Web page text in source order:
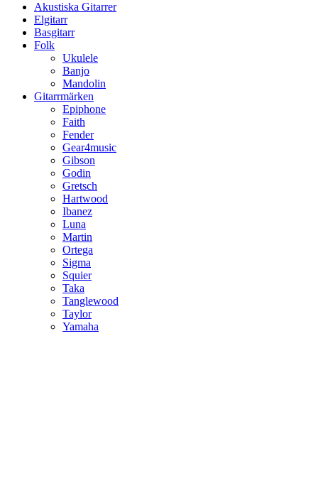
Akustiska Gitarrer
Elgitarr
Basgitarr
Folk
Ukulele
Banjo
Mandolin
Gitarrmärken
Epiphone
Faith
Fender
Gear4music
Gibson
Godin
Gretsch
Hartwood
Ibanez
Luna
Martin
Ortega
Sigma
Squier
Taka
Tanglewood
Taylor
Yamaha